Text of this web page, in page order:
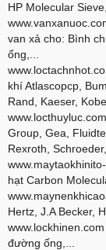
HP Molecular
van xả cho: Bình
ống,...
khí Atlascopcp,
Rand, Kaeser,
www.locthuyluc.com
Group, Gea,
Rexroth,
hạt Carbon
Hertz, J.A Becker,
www.lockhinen.com
đường ống,...